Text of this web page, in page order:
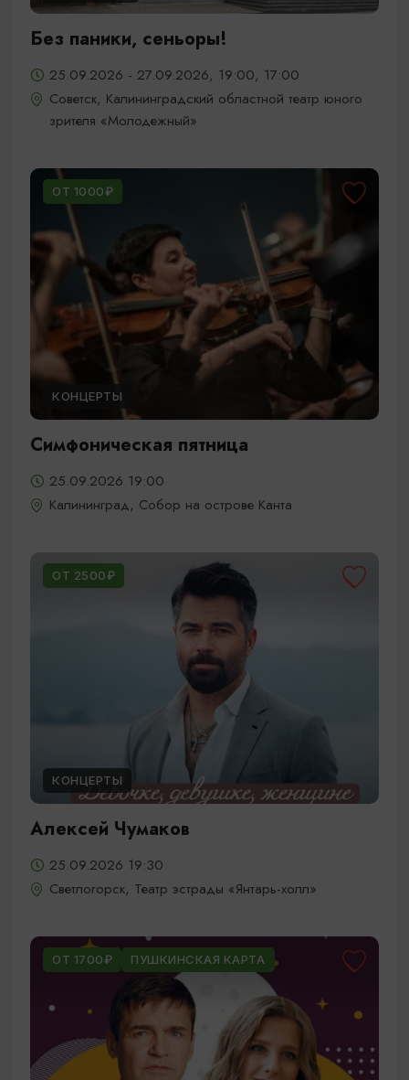
Без паники, сеньоры!
25.09.2026 - 27.09.2026, 19:00, 17:00
Советск, Калининградский областной театр юного
зрителя «Молодежный»
ОТ 1000₽
КОНЦЕРТЫ
Симфоническая пятница
25.09.2026 19:00
Калининград, Собор на острове Канта
ОТ 2500₽
КОНЦЕРТЫ
Алексей Чумаков
25.09.2026 19:30
Светлогорск, Театр эстрады «Янтарь-холл»
ОТ 1700₽ ПУШКИНСКАЯ КАРТА